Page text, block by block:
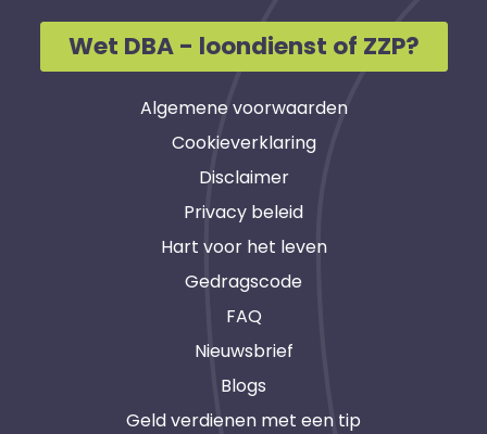
Wet DBA - loondienst of ZZP?
Algemene voorwaarden
Cookieverklaring
Disclaimer
Privacy beleid
Hart voor het leven
Gedragscode
FAQ
Nieuwsbrief
Blogs
Geld verdienen met een tip